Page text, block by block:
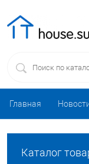
Главная
Каталог